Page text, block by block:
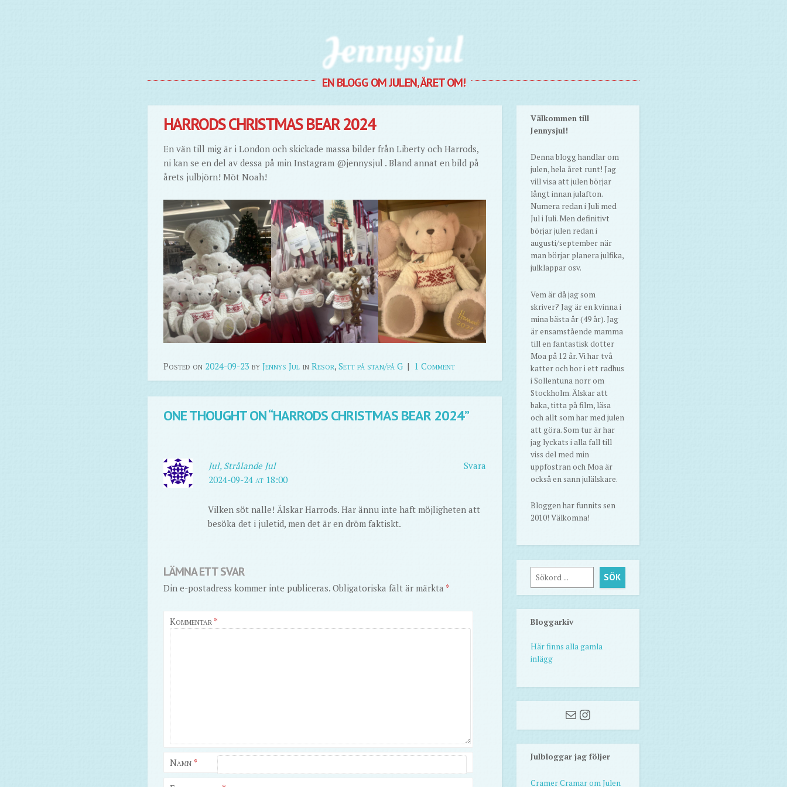
Jennysjul
EN BLOGG OM JULEN, ÅRET OM!
HARRODS CHRISTMAS BEAR 2024
En vän till mig är i London och skickade massa bilder från Liberty och Harrods,
ni kan se en del av dessa på min Instagram @jennysjul . Bland annat en bild på
årets julbjörn! Möt Noah!
Posted on 2024-09-23 by Jennys Jul in Resor, Sett på stan/på G | 1 Comment
ONE THOUGHT ON “HARRODS CHRISTMAS BEAR 2024”
Svara
Jul, Strålande Jul
2024-09-24 at 18:00
Vilken söt nalle! Älskar Harrods. Har ännu inte haft möjligheten att
besöka det i juletid, men det är en dröm faktiskt.
LÄMNA ETT SVAR
Din e-postadress kommer inte publiceras. Obligatoriska fält är märkta *
Kommentar *
Namn *
Välkommen till
Jennysjul!
Denna blogg handlar om
julen, hela året runt! Jag
vill visa att julen börjar
långt innan julafton.
Numera redan i Juli med
Jul i Juli. Men definitivt
börjar julen redan i
augusti/september när
man börjar planera julfika,
julklappar osv.
Vem är då jag som
skriver? Jag är en kvinna i
mina bästa år (49 år). Jag
är ensamstående mamma
till en fantastisk dotter
Moa på 12 år. Vi har två
katter och bor i ett radhus
i Sollentuna norr om
Stockholm. Älskar att
baka, titta på film, läsa
och allt som har med julen
att göra. Som tur är har
jag lyckats i alla fall till
viss del med min
uppfostran och Moa är
också en sann julälskare.
Bloggen har funnits sen
2010! Välkomna!
Sök SÖK
Bloggarkiv
Här finns alla gamla
inlägg
MailInstagram
Julbloggar jag följer
Cramer Cramar om Julen